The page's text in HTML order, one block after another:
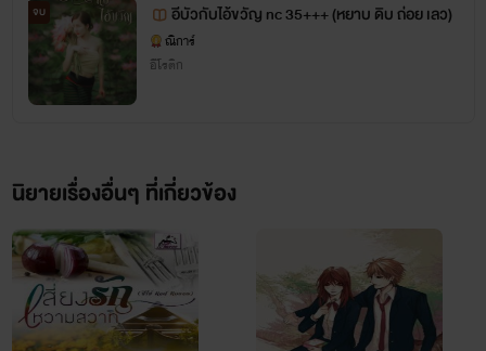
เหว(กาม) (ลำดับที่ 2 ในซีรี่ส์ตระกูล 3 ห.)
จบ อีบัวกับไอ้ขวัญ nc 35+++ (หยาบ ดิบ ถ่อย เลว)
ณิการ์
อีโรติก
นิยายเรื่องอื่นๆ ที่เกี่ยวข้อง